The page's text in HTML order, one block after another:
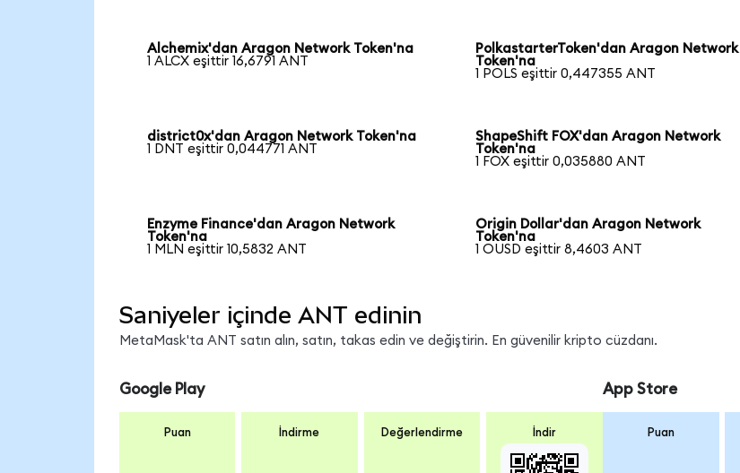
Alchemix'dan Aragon Network Token'na
1 ALCX eşittir 16,6791 ANT
PolkastarterToken'dan Aragon Network
Token'na
1 POLS eşittir 0,447355 ANT
district0x'dan Aragon Network Token'na
1 DNT eşittir 0,044771 ANT
ShapeShift FOX'dan Aragon Network
Token'na
1 FOX eşittir 0,035880 ANT
Enzyme Finance'dan Aragon Network
Token'na
1 MLN eşittir 10,5832 ANT
Origin Dollar'dan Aragon Network
Token'na
1 OUSD eşittir 8,4603 ANT
Saniyeler içinde ANT edinin
MetaMask'ta ANT satın alın, satın, takas edin ve değiştirin. En güvenilir kripto cüzdanı.
Google Play
Puan İndirme Değerlendirme İndir
App Store
Puan